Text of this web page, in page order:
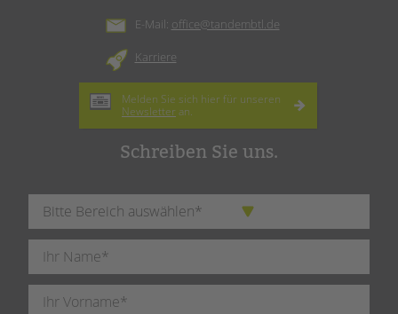
E-Mail: office@tandembtl.de
Karriere
Melden Sie sich hier für unseren
Newsletter an.
Schreiben Sie uns.